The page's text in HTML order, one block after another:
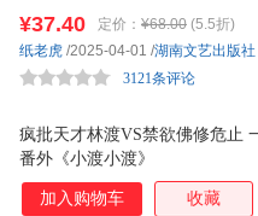
疯批天才林渡VS禁欲佛修危止
番外《小渡小渡》
¥37.40 定价： ¥68.00 (5.5折)
3121条评论
纸老虎 /2025-04-01 /湖南文艺出版社
加入购物车 收藏